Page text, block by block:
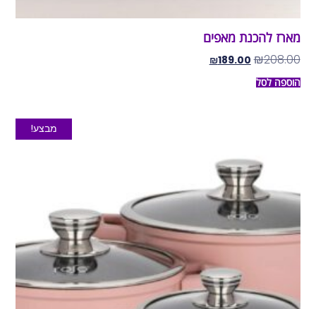
מארז להכנת מאפים
₪208.00
₪189.00
הוספה לסל
מבצע!